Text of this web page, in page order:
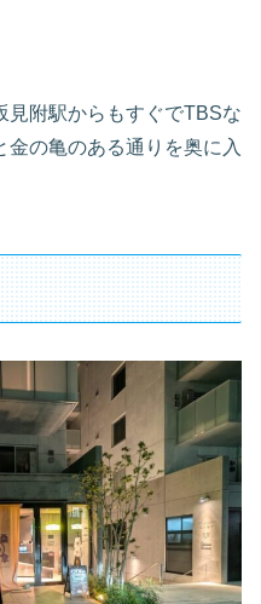
見附駅からもすぐでTBSな
金の亀のある通りを奥に入